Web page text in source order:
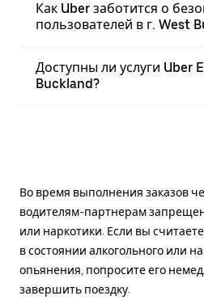
Как Uber заботится о
пользователей в г. West
Доступны ли услуги Uber
Buckland?
Во время выполнения заказов
водителям-партнерам
или наркотики. Если вы
в состоянии алкогольного или
опьянения, попросите его
завершить поездку.